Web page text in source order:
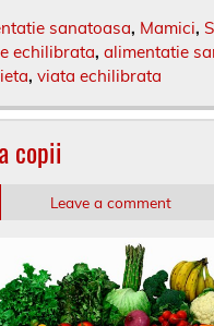
sanatoasa, Mamici,
echilibrata, alimentatie
, viata echilibrata
copii
Leave a comment